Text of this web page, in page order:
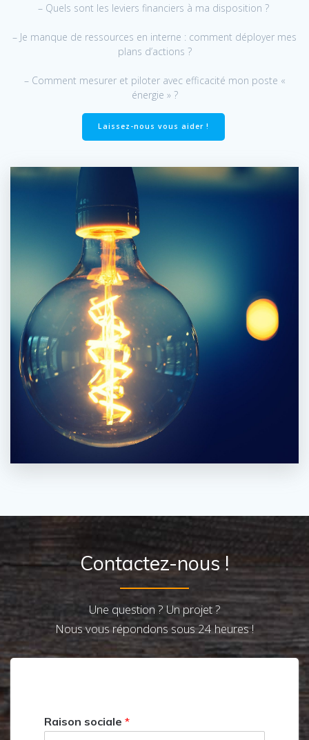
– Quels sont les leviers financiers à ma disposition ?
– Je manque de ressources en interne : comment déployer mes
plans d’actions ?
– Comment mesurer et piloter avec efficacité mon poste «
énergie » ?
Laissez-nous vous aider !
Contactez-nous !
Une question ? Un projet ?
Nous vous répondons sous 24 heures !
Raison sociale *